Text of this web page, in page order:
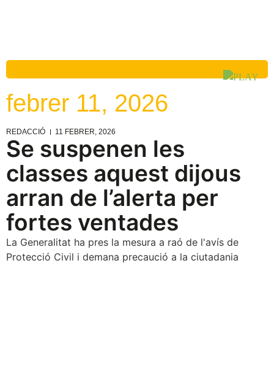
febrer 11, 2026
REDACCIÓ 11 FEBRER, 2026
Se suspenen les
classes aquest dijous
arran de l’alerta per
fortes ventades
La Generalitat ha pres la mesura a raó de l'avís de
Protecció Civil i demana precaució a la ciutadania